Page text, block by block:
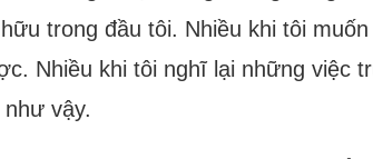
trong đầu tôi. Nhiều khi tôi
Nhiều khi tôi nghĩ lại những việc
vậy.